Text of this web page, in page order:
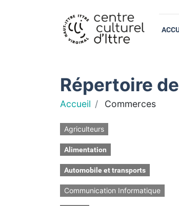
Répertoire
Accueil Commerces
Agriculteurs
Alimentation
Automobile et transports
Communication Informatique